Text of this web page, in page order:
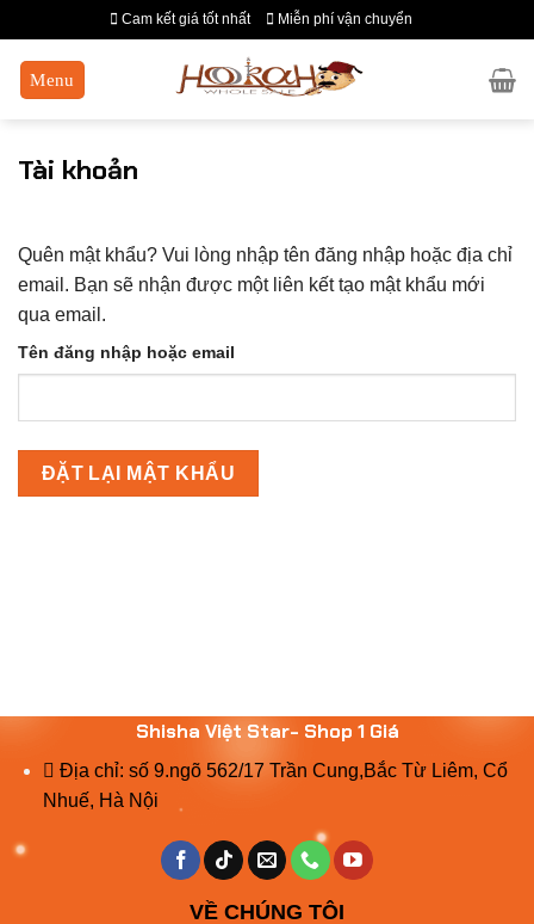
đến
dung
Cam kết giá tốt nhất Miễn phí vận chuyển
Tài khoản
Quên mật khẩu? Vui lòng nhập tên đăng nhập hoặc địa chỉ
email. Bạn sẽ nhận được một liên kết tạo mật khẩu mới
qua email.
Tên đăng nhập hoặc email
ĐẶT LẠI MẬT KHẨU
Shisha Việt Star- Shop 1 Giá
Địa chỉ: số 9.ngõ 562/17 Trần Cung,Bắc Từ Liêm, Cổ
Nhuế, Hà Nội
VỀ CHÚNG TÔI